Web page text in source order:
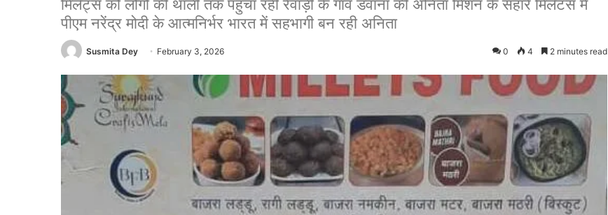
मिलेट्स को लोगों की थाली तक पहुंचा रही रेवाड़ी के गांव डवाना की अनिता मिशन के सहारे मिलेटस में
पीएम नरेंद्र मोदी के आत्मनिर्भर भारत में सहभागी बन रही अनिता
Susmita Dey February 3, 2026 0 4 2 minutes read